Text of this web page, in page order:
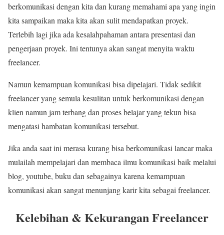
berkomunikasi dengan kita dan kurang memahami apa yang ingin
kita sampaikan maka kita akan sulit mendapatkan proyek.
Terlebih lagi jika ada kesalahpahaman antara presentasi dan
pengerjaan proyek. Ini tentunya akan sangat menyita waktu
freelancer.
Namun kemampuan komunikasi bisa dipelajari. Tidak sedikit
freelancer yang semula kesulitan untuk berkomunikasi dengan
klien namun jam terbang dan proses belajar yang tekun bisa
mengatasi hambatan komunikasi tersebut.
Jika anda saat ini merasa kurang bisa berkomunikasi lancar maka
mulailah mempelajari dan membaca ilmu komunikasi baik melalui
blog, youtube, buku dan sebagainya karena kemampuan
komunikasi akan sangat menunjang karir kita sebagai freelancer.
Kelebihan & Kekurangan Freelancer